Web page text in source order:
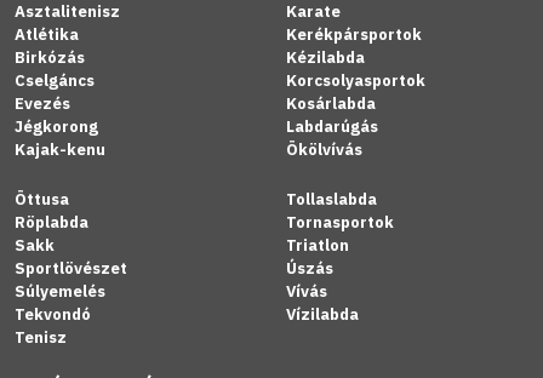
Asztalitenisz
Atlétika
Birkózás
Cselgáncs
Evezés
Jégkorong
Kajak-kenu
Karate
Kerékpársportok
Kézilabda
Korcsolyasportok
Kosárlabda
Labdarúgás
Ökölvívás
Öttusa
Röplabda
Sakk
Sportlövészet
Súlyemelés
Tekvondó
Tenisz
Tollaslabda
Tornasportok
Triatlon
Úszás
Vívás
Vízilabda